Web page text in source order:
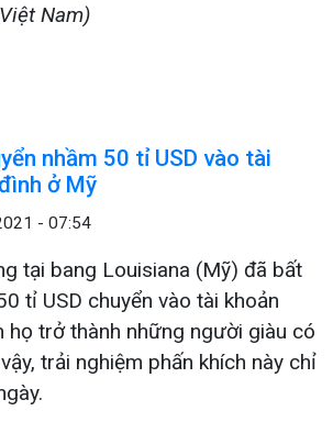
Nam)
nhầm 50 tỉ USD vào tài
ở Mỹ
- 07:54
tại bang Louisiana (Mỹ) đã bất
tỉ USD chuyển vào tài khoản
họ trở thành những người giàu có
trải nghiệm phấn khích này chỉ